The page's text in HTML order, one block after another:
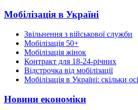
Мобілізація в Україні
Звільнення з військової служби
Мобілізація 50+
Мобілізація жінок
Контракт для 18-24-річних
Відстрочка від мобілізації
Мобілізація в Україні: скільки
Новини економіки